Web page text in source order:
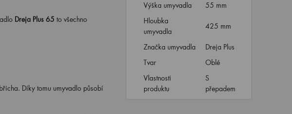
Dreja Plus 65 to všechno
Díky tomu umyvadlo působí
Výška umyvadla
55 mm
Hloubka
umyvadla
425 mm
Značka umyvadla
Dreja Plus
Tvar
Oblé
Vlastnosti
produktu
S
přepadem